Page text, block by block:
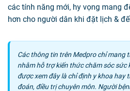
các tính năng mới, hy vọng mang
hơn cho người dân khi đặt lịch &
Các thông tin trên Medpro chỉ mang
nhằm hỗ trợ kiến thức chăm sóc sức
được xem đây là chỉ định y khoa hay
đoán, điều trị chuyên môn. Người